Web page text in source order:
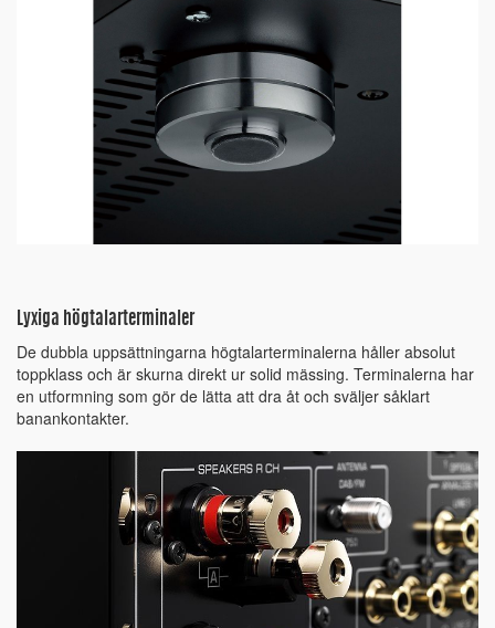
Lyxiga högtalarterminaler
De dubbla uppsättningarna högtalarterminalerna håller absolut
toppklass och är skurna direkt ur solid mässing. Terminalerna har
en utformning som gör de lätta att dra åt och sväljer såklart
banankontakter.